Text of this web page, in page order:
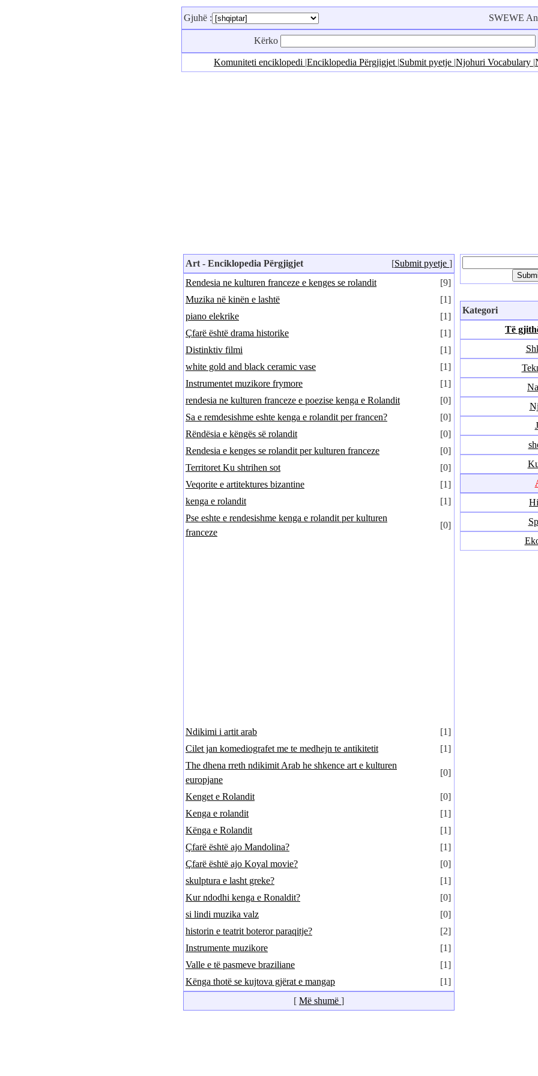
Gjuhë : SWEWE
Kërko
Komuniteti enciklopedi |Enciklopedia Përgjigjet |Submit pyetje |Njohuri Vocabulary |
Art - Enciklopedia Përgjigjet [Submit pyetje ]
Rendesia ne kulturen franceze e kenges se rolandit
[9]
Muzika në kinën e lashtë
[1]
piano elekrike
[1]
Çfarë është drama historike
[1]
Distinktiv filmi
[1]
white gold and black ceramic vase
[1]
Instrumentet muzikore frymore
[1]
rendesia ne kulturen franceze e poezise kenga e Rolandit
[0]
Sa e remdesishme eshte kenga e rolandit per francen?
[0]
Rëndësia e këngës së rolandit
[0]
Rendesia e kenges se rolandit per kulturen franceze
[0]
Territoret Ku shtrihen sot
[0]
Veqorite e artitektures bizantine
[1]
kenga e rolandit
[1]
Pse eshte e rendesishme kenga e rolandit per kulturen
franceze
[0]
Ndikimi i artit arab
[1]
Cilet jan komediografet me te medhejn te antikitetit
[1]
The dhena rreth ndikimit Arab he shkence art e kulturen
europjane
[0]
Kenget e Rolandit
[0]
Kenga e rolandit
[1]
Kënga e Rolandit
[1]
Çfarë është ajo Mandolina?
[1]
Çfarë është ajo Koyal movie?
[0]
skulptura e lasht greke?
[1]
Kur ndodhi kenga e Ronaldit?
[0]
si lindi muzika valz
[0]
historin e teatrit boteror paraqitje?
[2]
Instrumente muzikore
[1]
Valle e të pasmeve braziliane
[1]
Kënga thotë se kujtova gjërat e mangap
[1]
[ Më shumë ]
Kategori
Të